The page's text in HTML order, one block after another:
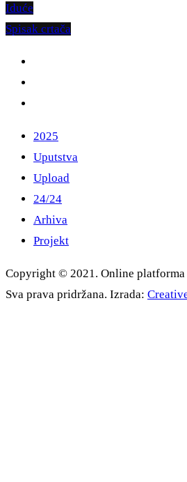
Iduće
Spisak crtača
2025
Uputstva
Upload
24/24
Arhiva
Projekt
Copyright © 2021. Online platforma
Sva prava pridržana. Izrada: